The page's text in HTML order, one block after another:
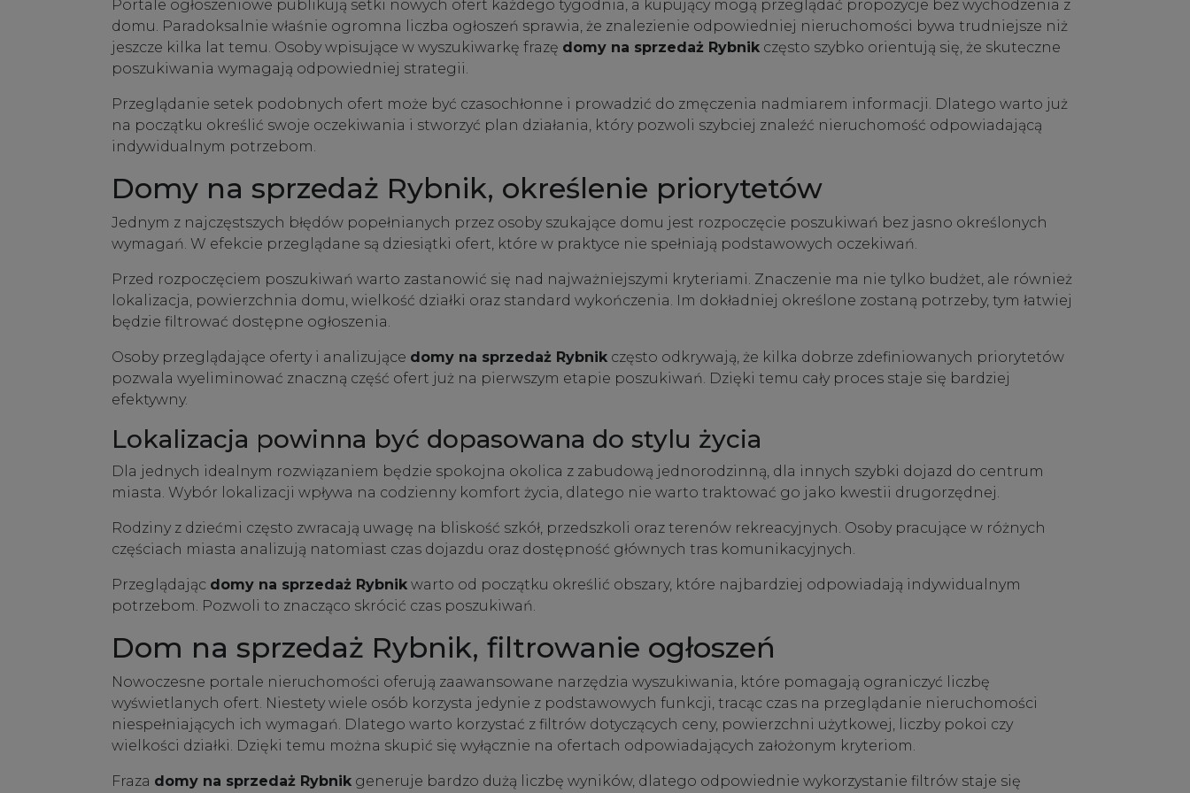
Portale ogłoszeniowe publikują setki nowych ofert każdego tygodnia, a kupujący mogą przeglądać propozycje bez wychodzenia z
domu. Paradoksalnie właśnie ogromna liczba ogłoszeń sprawia, że znalezienie odpowiedniej nieruchomości bywa trudniejsze niż
jeszcze kilka lat temu. Osoby wpisujące w wyszukiwarkę frazę domy na sprzedaż Rybnik często szybko orientują się, że skuteczne
poszukiwania wymagają odpowiedniej strategii.
Przeglądanie setek podobnych ofert może być czasochłonne i prowadzić do zmęczenia nadmiarem informacji. Dlatego warto już
na początku określić swoje oczekiwania i stworzyć plan działania, który pozwoli szybciej znaleźć nieruchomość odpowiadającą
indywidualnym potrzebom.
Domy na sprzedaż Rybnik, określenie priorytetów
Jednym z najczęstszych błędów popełnianych przez osoby szukające domu jest rozpoczęcie poszukiwań bez jasno określonych
wymagań. W efekcie przeglądane są dziesiątki ofert, które w praktyce nie spełniają podstawowych oczekiwań.
Przed rozpoczęciem poszukiwań warto zastanowić się nad najważniejszymi kryteriami. Znaczenie ma nie tylko budżet, ale również
lokalizacja, powierzchnia domu, wielkość działki oraz standard wykończenia. Im dokładniej określone zostaną potrzeby, tym łatwiej
będzie filtrować dostępne ogłoszenia.
Osoby przeglądające oferty i analizujące domy na sprzedaż Rybnik często odkrywają, że kilka dobrze zdefiniowanych priorytetów
pozwala wyeliminować znaczną część ofert już na pierwszym etapie poszukiwań. Dzięki temu cały proces staje się bardziej
efektywny.
Lokalizacja powinna być dopasowana do stylu życia
Dla jednych idealnym rozwiązaniem będzie spokojna okolica z zabudową jednorodzinną, dla innych szybki dojazd do centrum
miasta. Wybór lokalizacji wpływa na codzienny komfort życia, dlatego nie warto traktować go jako kwestii drugorzędnej.
Rodziny z dziećmi często zwracają uwagę na bliskość szkół, przedszkoli oraz terenów rekreacyjnych. Osoby pracujące w różnych
częściach miasta analizują natomiast czas dojazdu oraz dostępność głównych tras komunikacyjnych.
Przeglądając domy na sprzedaż Rybnik warto od początku określić obszary, które najbardziej odpowiadają indywidualnym
potrzebom. Pozwoli to znacząco skrócić czas poszukiwań.
Dom na sprzedaż Rybnik, filtrowanie ogłoszeń
Nowoczesne portale nieruchomości oferują zaawansowane narzędzia wyszukiwania, które pomagają ograniczyć liczbę
wyświetlanych ofert. Niestety wiele osób korzysta jedynie z podstawowych funkcji, tracąc czas na przeglądanie nieruchomości
niespełniających ich wymagań. Dlatego warto korzystać z filtrów dotyczących ceny, powierzchni użytkowej, liczby pokoi czy
wielkości działki. Dzięki temu można skupić się wyłącznie na ofertach odpowiadających założonym kryteriom.
Fraza domy na sprzedaż Rybnik generuje bardzo dużą liczbę wyników, dlatego odpowiednie wykorzystanie filtrów staje się